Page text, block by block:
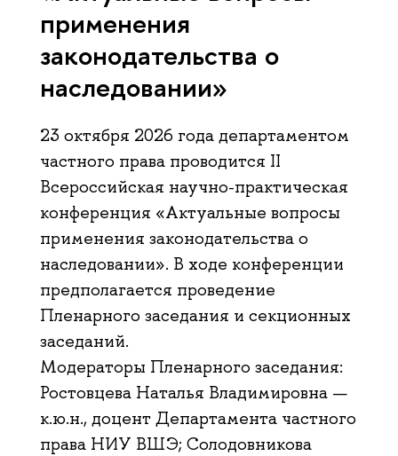
применения
законодательства о
наследовании»
23 октября 2026 года департаментом
частного права проводится II
Всероссийская научно-практическая
конференция «Актуальные вопросы
применения законодательства о
наследовании». В ходе конференции
предполагается проведение
Пленарного заседания и секционных
заседаний.
Модераторы Пленарного заседания:
Ростовцева Наталья Владимировна —
к.ю.н., доцент Департамента частного
права НИУ ВШЭ; Солодовникова